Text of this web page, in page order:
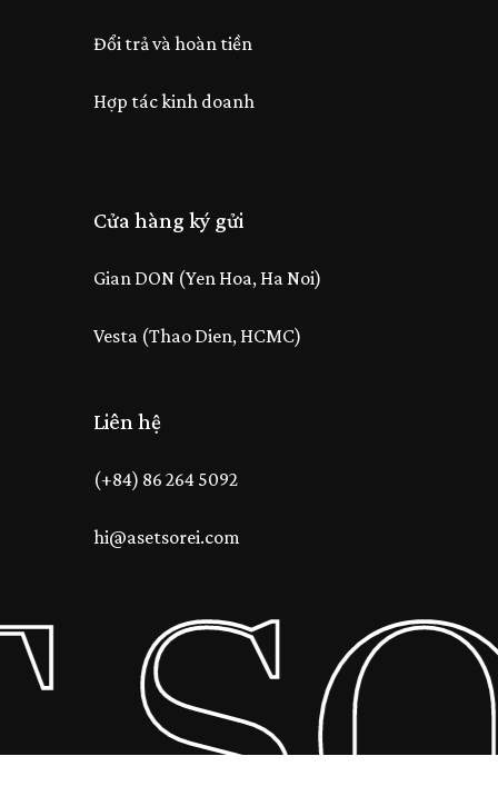
Tổng số phụ: 0₫
Xem Giỏ Hàng Thanh Toán
Đổi trả và hoàn tiền
Hợp tác kinh doanh
Cửa hàng ký gửi
Gian DON (Yen Hoa, Ha Noi)
Vesta (Thao Dien, HCMC)
Liên hệ
(+84) 86 264 5092
hi@asetsorei.com